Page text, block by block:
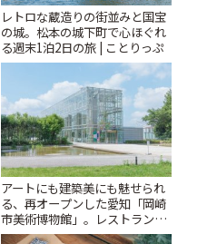
レトロな蔵造りの街並みと国宝
の城。松本の城下町で心ほぐれ
る週末1泊2日の旅 | ことりっぷ
アートにも建築美にも魅せられ
る、再オープンした愛知「岡崎
市美術博物館」。レストランや
ショップも充実 | ことりっぷ